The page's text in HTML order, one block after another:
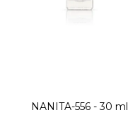
NANITA-556 - 30 ml